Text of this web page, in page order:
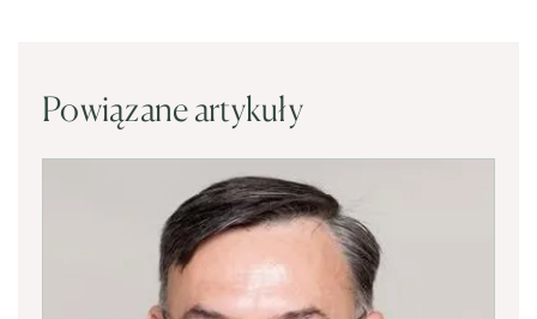
Powiązane artykuły